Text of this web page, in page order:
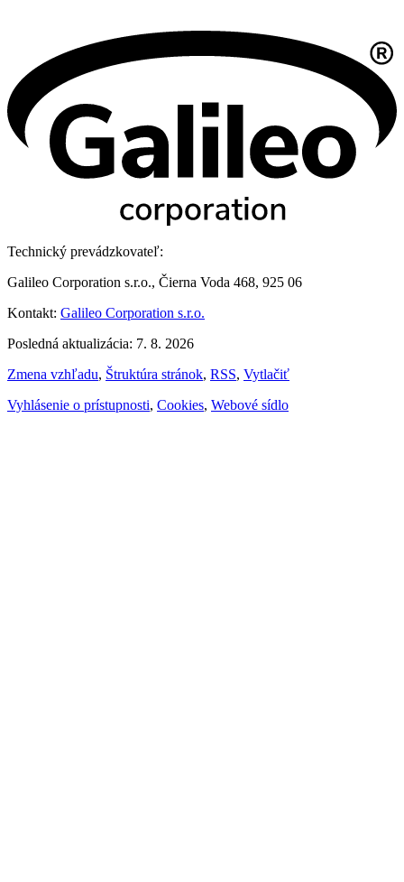
Technický prevádzkovateľ:
Galileo Corporation s.r.o., Čierna Voda 468, 925 06
Kontakt: Galileo Corporation s.r.o.
Posledná aktualizácia: 7. 8. 2026
Zmena vzhľadu, Štruktúra stránok, RSS, Vytlačiť
Vyhlásenie o prístupnosti, Cookies, Webové sídlo